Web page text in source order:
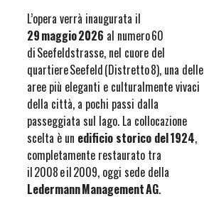
L’opera verrà inaugurata il
29 maggio 2026 al numero 60
di Seefeldstrasse, nel cuore del
quartiere Seefeld (Distretto 8), una delle
aree più eleganti e culturalmente vivaci
della città, a pochi passi dalla
passeggiata sul lago. La collocazione
scelta è un edificio storico del 1924,
completamente restaurato tra
il 2008 e il 2009, oggi sede della
Ledermann Management AG.